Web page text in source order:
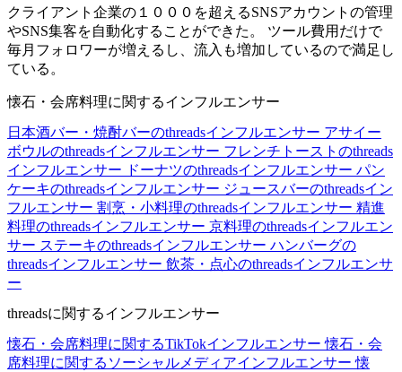
クライアント企業の１０００を超えるSNSアカウントの管理
やSNS集客を自動化することができた。 ツール費用だけで
毎月フォロワーが増えるし、流入も増加しているので満足し
ている。
懐石・会席料理に関するインフルエンサー
日本酒バー・焼酎バーのthreadsインフルエンサー アサイー
ボウルのthreadsインフルエンサー フレンチトーストのthreads
インフルエンサー ドーナツのthreadsインフルエンサー パン
ケーキのthreadsインフルエンサー ジュースバーのthreadsイン
フルエンサー 割烹・小料理のthreadsインフルエンサー 精進
料理のthreadsインフルエンサー 京料理のthreadsインフルエン
サー ステーキのthreadsインフルエンサー ハンバーグの
threadsインフルエンサー 飲茶・点心のthreadsインフルエンサ
ー
threadsに関するインフルエンサー
懐石・会席料理に関するTikTokインフルエンサー懐石・会
席料理に関するソーシャルメディアインフルエンサー懐